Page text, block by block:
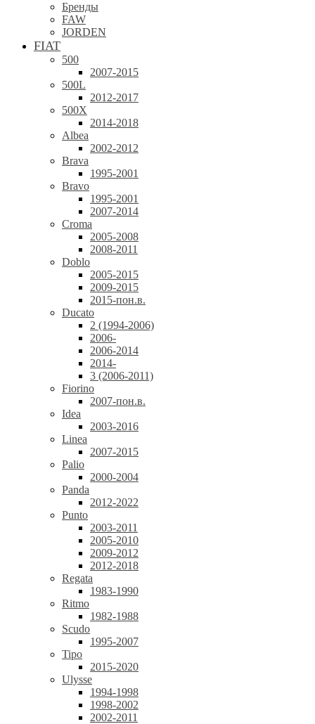
Бренды
FAW
JORDEN
FIAT
500
2007-2015
500L
2012-2017
500X
2014-2018
Albea
2002-2012
Brava
1995-2001
Bravo
1995-2001
2007-2014
Croma
2005-2008
2008-2011
Doblo
2005-2015
2009-2015
2015-пон.в.
Ducato
2 (1994-2006)
2006-
2006-2014
2014-
3 (2006-2011)
Fiorino
2007-пон.в.
Idea
2003-2016
Linea
2007-2015
Palio
2000-2004
Panda
2012-2022
Punto
2003-2011
2005-2010
2009-2012
2012-2018
Regata
1983-1990
Ritmo
1982-1988
Scudo
1995-2007
Tipo
2015-2020
Ulysse
1994-1998
1998-2002
2002-2011